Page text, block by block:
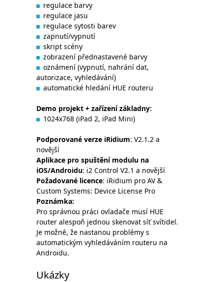
regulace barvy
regulace jasu
regulace sytosti barev
zapnutí/vypnutí
skript scény
zobrazení přednastavené barvy
oznámení (vypnutí, nahrání dat,
autorizace, vyhledávání)
automatické hledání HUE routeru
Demo projekt + zařízení základny:
1024x768 (iPad 2, iPad Mini)
Podporované verze iRidium: V2.1.2 a
novější
Aplikace pro spuštění modulu na
iOS/Androidu: i2 Control V2.1 a novější
Požadované licence: iRidium pro AV &
Custom Systems: Device License Pro
Poznámka:
Pro správnou práci ovladače musí HUE
router alespoň jednou skenovat síť svítidel.
Je možné, že nastanou problémy s
automatickým vyhledáváním routeru na
Androidu.
Ukázky